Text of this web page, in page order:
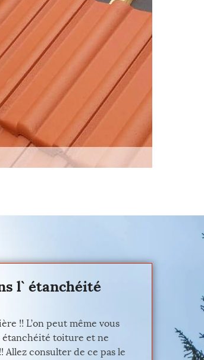
l` étanchéité
!! L’on peut même vous
étanchéité toiture et ne
consulter de ce pas le